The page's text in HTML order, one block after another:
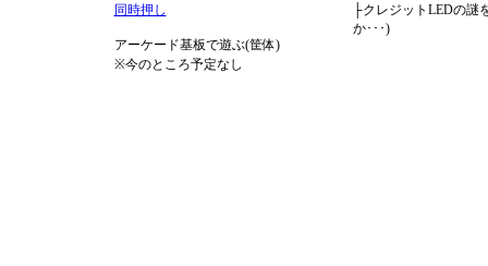
同時押し
アーケード基板で遊ぶ(筐体)
※今のところ予定なし
├クレジットLEDの謎
か･･･)